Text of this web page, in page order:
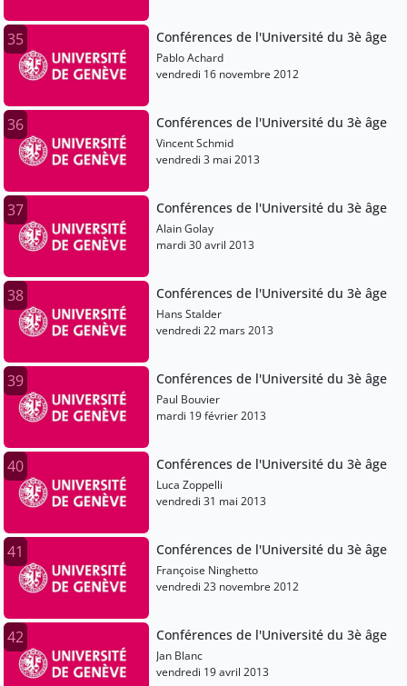
35 Conférences de l'Université du 3è âge
Pablo Achard
vendredi 16 novembre 2012
36 Conférences de l'Université du 3è âge
Vincent Schmid
vendredi 3 mai 2013
37 Conférences de l'Université du 3è âge
Alain Golay
mardi 30 avril 2013
38 Conférences de l'Université du 3è âge
Hans Stalder
vendredi 22 mars 2013
39 Conférences de l'Université du 3è âge
Paul Bouvier
mardi 19 février 2013
40 Conférences de l'Université du 3è âge
Luca Zoppelli
vendredi 31 mai 2013
41 Conférences de l'Université du 3è âge
Françoise Ninghetto
vendredi 23 novembre 2012
42 Conférences de l'Université du 3è âge
Jan Blanc
vendredi 19 avril 2013